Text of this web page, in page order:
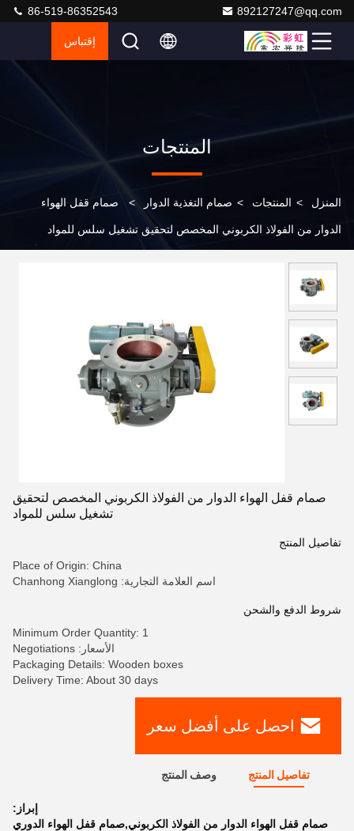
892127247@qq.com
86-519-86352543
إقتباس
المنتجات
المنزل > المنتجات > صمام التغذية الدوار > صمام قفل الهواء
الدوار من الفولاذ الكربوني المخصص لتحقيق تشغيل سلس للمواد
صمام قفل الهواء الدوار من الفولاذ الكربوني المخصص لتحقيق
تشغيل سلس للمواد
تفاصيل المنتج
Place of Origin: China
اسم العلامة التجارية: Chanhong Xianglong
شروط الدفع والشحن
Minimum Order Quantity: 1
الأسعار: Negotiations
Packaging Details: Wooden boxes
Delivery Time: About 30 days
احصل على أفضل سعر
تفاصيل المنتج وصف المنتج
إبراز:
صمام قفل الهواء الدوار من الفولاذ الكربوني,صمام قفل الهواء الدوري